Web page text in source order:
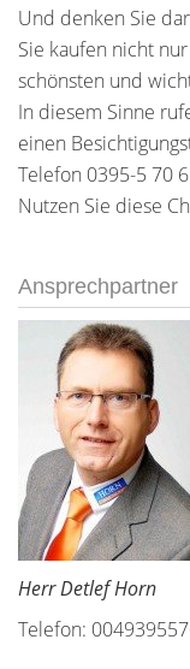
Und denken Sie
Sie kaufen nicht
schönsten und
In diesem Sinne
einen
Telefon 0395-5 70
Nutzen Sie diese
Ansprechpartner
Herr Detlef Horn
Telefon: